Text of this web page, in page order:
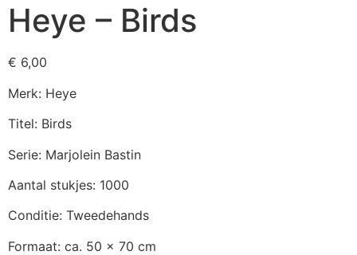
Heye – Birds
€ 6,00
Merk: Heye
Titel: Birds
Serie: Marjolein Bastin
Aantal stukjes: 1000
Conditie: Tweedehands
Formaat: ca. 50 x 70 cm